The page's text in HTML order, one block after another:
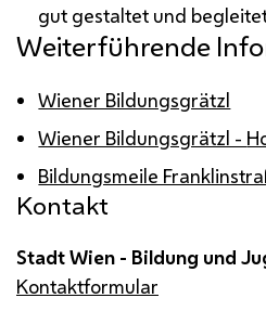
gut gestaltet und
Weiterführende
Wiener Bildungsgrätzl
Wiener Bildungsgrätzl -
Bildungsmeile
Kontakt
Stadt Wien - Bildung und
Kontaktformular